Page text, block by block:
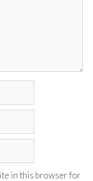
in this browser for